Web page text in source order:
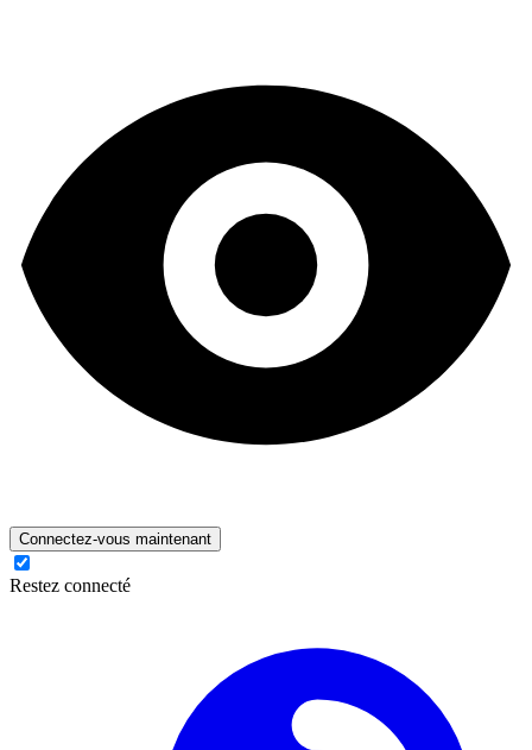
Connectez-vous maintenant
Restez connecté